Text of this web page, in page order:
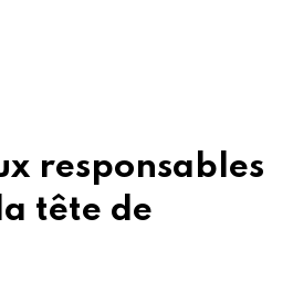
responsables
tête de